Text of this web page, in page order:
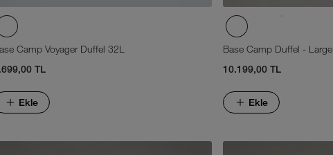
Camp Voyager Duffel 32L
TL
Ekle
Base Camp Duffel - Large
10.199,00 TL
Ekle